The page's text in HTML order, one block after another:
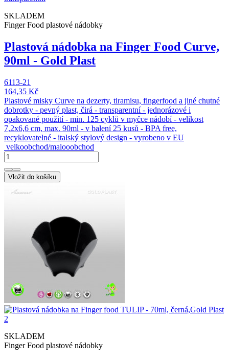
SKLADEM
Finger Food plastové nádobky
Plastová nádobka na Finger Food Curve,
90ml - Gold Plast
6113-21
164,35 Kč
Plastové misky Curve na dezerty, tiramisu, fingerfood a jiné chutné
dobrotky - pevný plast, čirá - transparentní - jednorázové i
opakované použití - min. 125 cyklů v myčce nádobí - velikost
7,2x6,6 cm, max. 90ml - v balení 25 kusů - BPA free,
recyklovatelné - italský stylový design - vyrobeno v EU
velkoobchod/malooobchod
Vložit do košíku
SKLADEM
Finger Food plastové nádobky